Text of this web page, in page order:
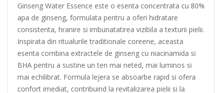
Ginseng Water Essence este o esenta concentrata cu 80%
apa de ginseng, formulata pentru a oferi hidratare
consistenta, hranire si imbunatatirea vizibila a texturii pielii.
Inspirata din ritualurile traditionale coreene, aceasta
esenta combina extractele de ginseng cu niacinamida si
BHA pentru a sustine un ten mai neted, mai luminos si
mai echilibrat. Formula lejera se absoarbe rapid si ofera
confort imediat, contribuind la revitalizarea pielii si la